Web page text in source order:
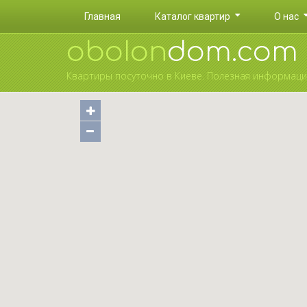
Главная Каталог квартир О нас
oboIondom.com
Квартиры посуточно в Киеве. Полезная